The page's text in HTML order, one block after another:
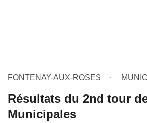
FONTENAY-AUX-ROSES
Résultats du 2nd tour
Municipales